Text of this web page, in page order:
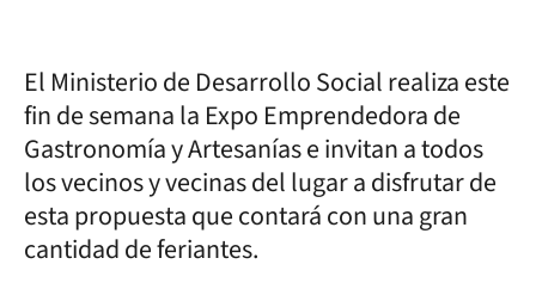
El Ministerio de Desarrollo Social realiza este
fin de semana la Expo Emprendedora de
Gastronomía y Artesanías e invitan a todos
los vecinos y vecinas del lugar a disfrutar de
esta propuesta que contará con una gran
cantidad de feriantes.